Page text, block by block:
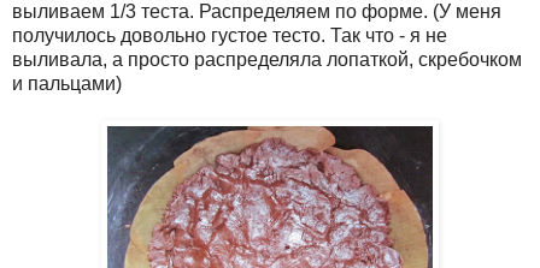
выливаем 1/3 теста. Распределяем по форме. (У меня
получилось довольно густое тесто. Так что - я не
выливала, а просто распределяла лопаткой, скребочком
и пальцами)